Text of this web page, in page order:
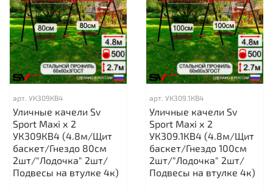
арт. УК309КВ4
Уличные качели Sv
Sport Maxi х 2
УК309КВ4 (4.8м/Щит
баскет/Гнездо 80см
2шт/"Лодочка" 2шт/
Подвесы на втулке 4к)
арт. УК309.1КВ4
Уличные качели Sv
Sport Maxi х 2
УК309.1КВ4 (4.8м/Щит
баскет/Гнездо 100см
2шт/"Лодочка" 2шт/
Подвесы на втулке 4к)